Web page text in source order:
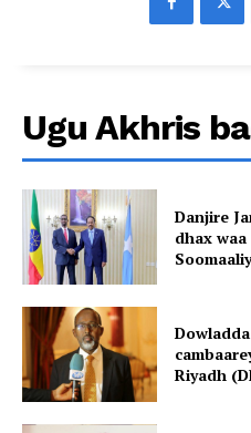
Ugu Akhris
Danjire
dhax
Riyadh